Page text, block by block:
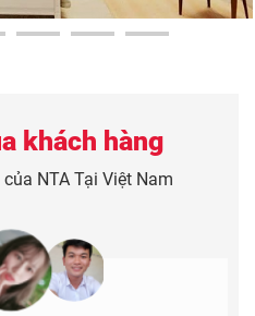
khách hàng
NTA Tại Việt Nam